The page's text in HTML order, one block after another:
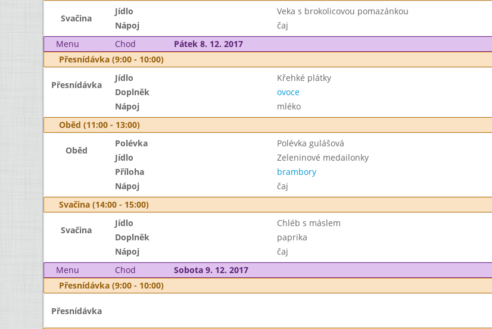
Svačina
Jídlo Veka s brokolicovou pomazánkou
Nápoj
čaj
Menu
Chod Pátek 8. 12. 2017
Přesnídávka (9:00 - 10:00)
Přesnídávka
Jídlo
Křehké plátky
Doplněk
ovoce
Nápoj
mléko
Oběd (11:00 - 13:00)
Oběd
Polévka Polévka gulášová
Jídlo
Zeleninové medailonky
Příloha
brambory
Nápoj
čaj
Svačina (14:00 - 15:00)
Svačina
Jídlo Chléb s máslem
Doplněk
paprika
Nápoj
čaj
Menu
Chod
Sobota 9. 12. 2017
Přesnídávka (9:00 - 10:00)
Přesnídávka